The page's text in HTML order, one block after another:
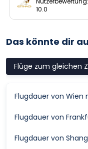
10.0
Das könnte dir
Flüge zum gleichen